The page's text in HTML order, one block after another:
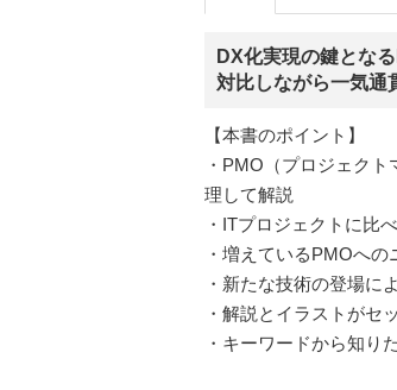
DX化実現の鍵とな
対比しながら一気通
【本書のポイント】
・PMO（プロジェク
理して解説
・ITプロジェクトに比
・増えているPMOへ
・新たな技術の登場に
・解説とイラストがセ
・キーワードから知り